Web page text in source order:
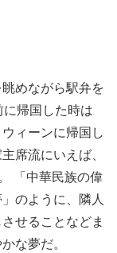
めながら駅弁を
帰国した時は
ィーンに帰国し
席流にいえば、
「中華民族の偉
のように、隣人
せることなどま
な夢だ。